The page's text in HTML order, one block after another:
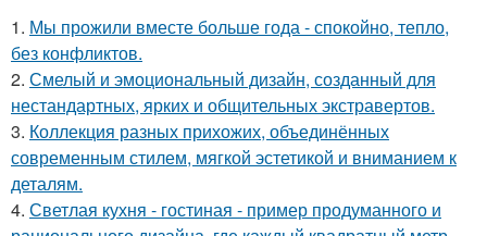
1. Мы прожили вместе больше года - спокойно, тепло,
без конфликтов.
2. Смелый и эмоциональный дизайн, созданный для
нестандартных, ярких и общительных экстравертов.
3. Коллекция разных прихожих, объединённых
современным стилем, мягкой эстетикой и вниманием к
деталям.
4. Светлая кухня - гостиная - пример продуманного и